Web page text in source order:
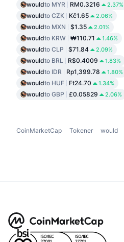
wouldto MYR RM0.3216 2.37%
wouldto CZK Kč1.65 2.06%
wouldto MXN $1.35 2.01%
wouldto KRW ₩110.71 1.46%
wouldto CLP $71.84 2.09%
wouldto BRL R$0.4009 1.83%
wouldto IDR Rp1,399.78 1.80%
wouldto HUF Ft24.70 1.34%
wouldto GBP £0.05829 2.06%
CoinMarketCap Tokener would